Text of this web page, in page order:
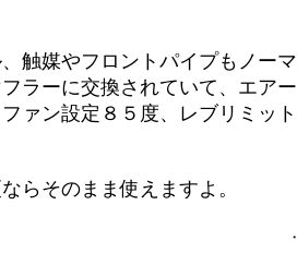
触媒やフロントパイプもノー
ラーに交換されていて、エア
ァン設定８５度、レブリミッ
らそのまま使えますよ。